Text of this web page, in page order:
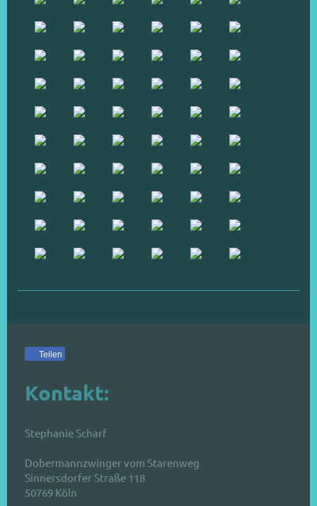
Teilen
Kontakt:
Stephanie Scharf
Dobermannzwinger vom Starenweg
Sinnersdorfer Straße 118
50769 Köln